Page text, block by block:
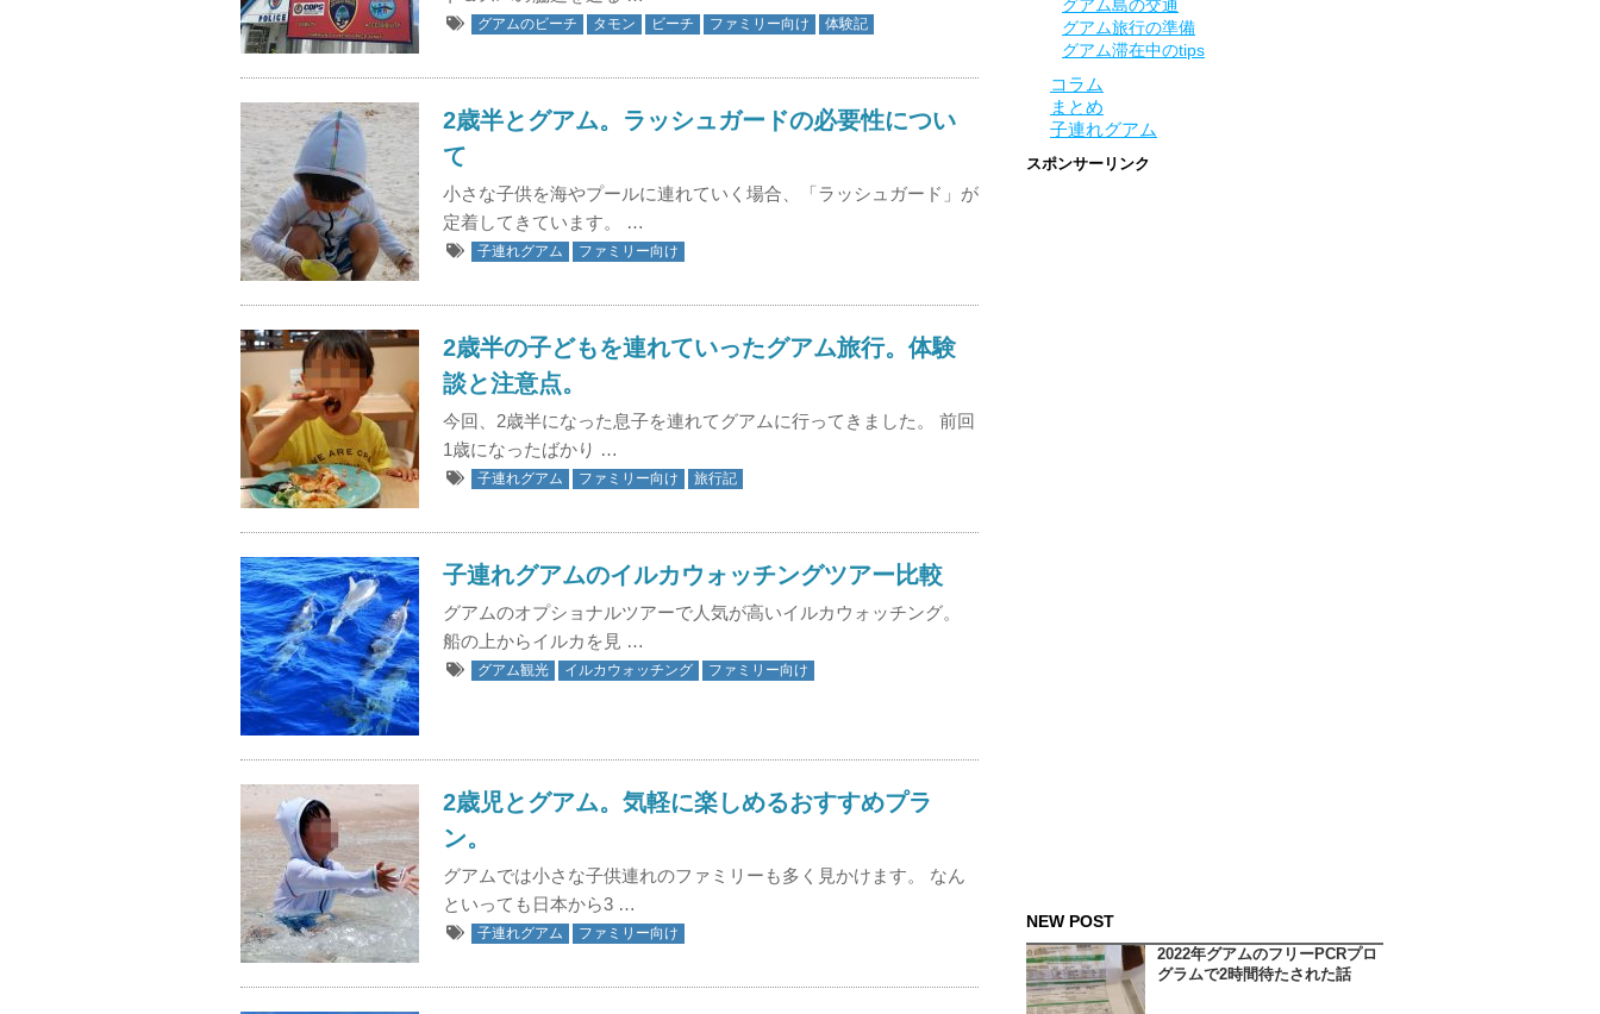
グアムのビーチ タモン ビーチ ファミリー向け 体験記
2歳半とグアム。ラッシュガードの必要性につい
て
小さな子供を海やプールに連れていく場合、「ラッシュガード」が
定着してきています。 …
子連れグアム ファミリー向け
2歳半の子どもを連れていったグアム旅行。体験
談と注意点。
今回、2歳半になった息子を連れてグアムに行ってきました。 前回
1歳になったばかり …
子連れグアム ファミリー向け 旅行記
子連れグアムのイルカウォッチングツアー比較
グアムのオプショナルツアーで人気が高いイルカウォッチング。
船の上からイルカを見 …
グアム観光 イルカウォッチング ファミリー向け
2歳児とグアム。気軽に楽しめるおすすめプラ
ン。
グアムでは小さな子供連れのファミリーも多く見かけます。 なん
といっても日本から3 …
子連れグアム ファミリー向け
グアム島の交通
グアム旅行の準備
グアム滞在中のtips
コラム
まとめ
子連れグアム
スポンサーリンク
NEW POST
2022年グアムのフリーPCRプロ
グラムで2時間待たされた話